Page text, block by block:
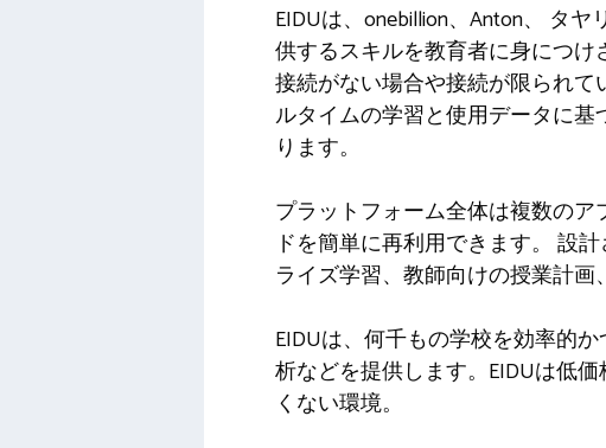
EIDUは、onebillion、Anton、 タヤ
供するスキルを教育者に身につ
接続がない場合や接続が限られて
ルタイムの学習と使用データに
ります。
プラットフォーム全体は複数の
ドを簡単に再利用できます。 設
ライズ学習、教師向けの授業計
EIDUは、何千もの学校を効率的
析などを提供します。EIDUは低
くない環境。